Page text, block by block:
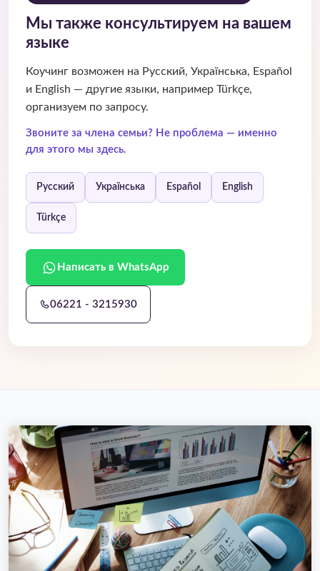
Мы также консультируем на вашем
языке
Коучинг возможен на Русский, Українська, Español
и English — другие языки, например Türkçe,
организуем по запросу.
Звоните за члена семьи? Не проблема — именно
для этого мы здесь.
Русский Українська Español English
Türkçe
Написать в WhatsApp
06221 - 3215930